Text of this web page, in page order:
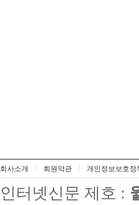
회사소개 회원약관 개인정보보호정
인터넷신문 제호 :